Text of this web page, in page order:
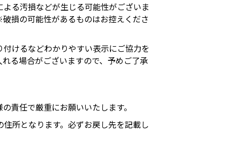
る汚損などが生じる可能性がございま
損の可能性があるものはお控えくださ
けるなどわかりやすい表示にご協力を
る場合がございますので、予めご了承
責任で厳重にお願いいたします。
所となります。必ずお戻し先を記載し